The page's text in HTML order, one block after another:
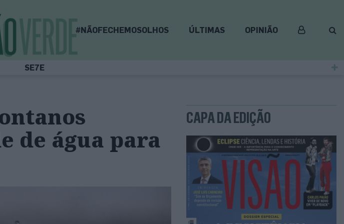
#NÃOFECHEMOSOLHOS ÚLTIMAS OPINIÃO
SE7E
de água para
CAPA DA EDIÇÃO